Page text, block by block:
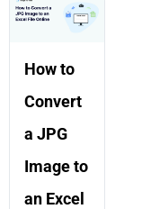
How to
Convert
a JPG
Image to
an Excel